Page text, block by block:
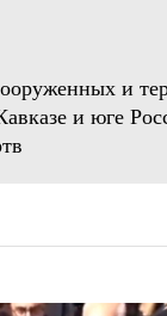
и
и юге